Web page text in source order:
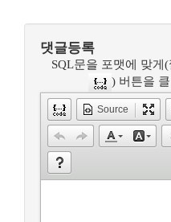
댓글등록
SQL문을 포맷에 맞게
) 버튼을
Source